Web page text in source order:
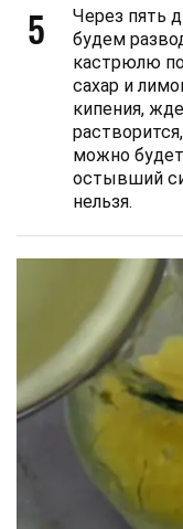
5
Через пять
будем
кастрюлю
сахар и
кипения,
можно
остывший
нельзя.